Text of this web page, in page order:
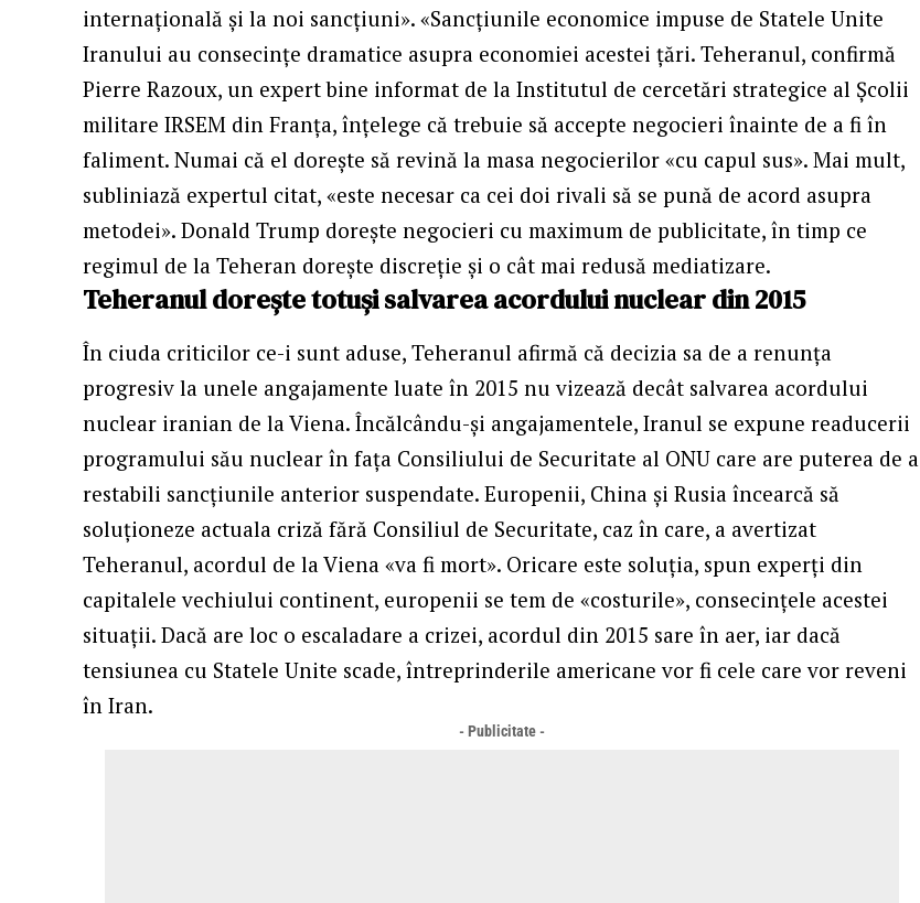
internațională și la noi sancțiuni». «Sancțiunile economice impuse de Statele Unite
Iranului au consecințe dramatice asupra economiei acestei țări. Teheranul, confirmă
Pierre Razoux, un expert bine informat de la Institutul de cercetări strategice al Școlii
militare IRSEM din Franța, înțelege că trebuie să accepte negocieri înainte de a fi în
faliment. Numai că el dorește să revină la masa negocierilor «cu capul sus». Mai mult,
subliniază expertul citat, «este necesar ca cei doi rivali să se pună de acord asupra
metodei». Donald Trump dorește negocieri cu maximum de publicitate, în timp ce
regimul de la Teheran dorește discreție și o cât mai redusă mediatizare.
Teheranul dorește totuși salvarea acordului nuclear din 2015
În ciuda criticilor ce-i sunt aduse, Teheranul afirmă că decizia sa de a renunţa
progresiv la unele angajamente luate în 2015 nu vizează decât salvarea acordului
nuclear iranian de la Viena. Încălcându-și angajamentele, Iranul se expune readucerii
programului său nuclear în fața Consiliului de Securitate al ONU care are puterea de a
restabili sancțiunile anterior suspendate. Europenii, China și Rusia încearcă să
soluționeze actuala criză fără Consiliul de Securitate, caz în care, a avertizat
Teheranul, acordul de la Viena «va fi mort». Oricare este soluția, spun experți din
capitalele vechiului continent, europenii se tem de «costurile», consecințele acestei
situații. Dacă are loc o escaladare a crizei, acordul din 2015 sare în aer, iar dacă
tensiunea cu Statele Unite scade, întreprinderile americane vor fi cele care vor reveni
în Iran.
- Publicitate -